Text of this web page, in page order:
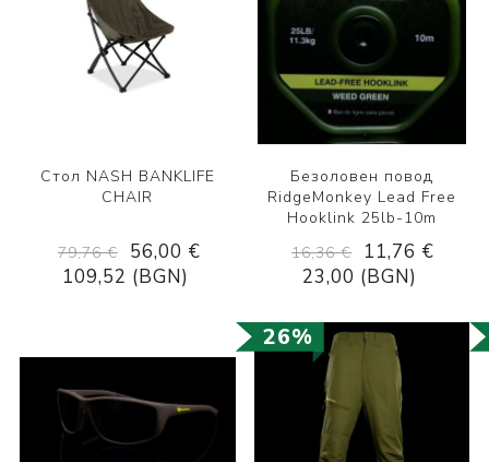
Стол NASH BANKLIFE
CHAIR
79,76 €
56,00 €
109,52 (BGN)
Безоловен повод
RidgeMonkey Lead Free
Hooklink 25lb-10m
16,36 €
11,76 €
23,00 (BGN)
26%